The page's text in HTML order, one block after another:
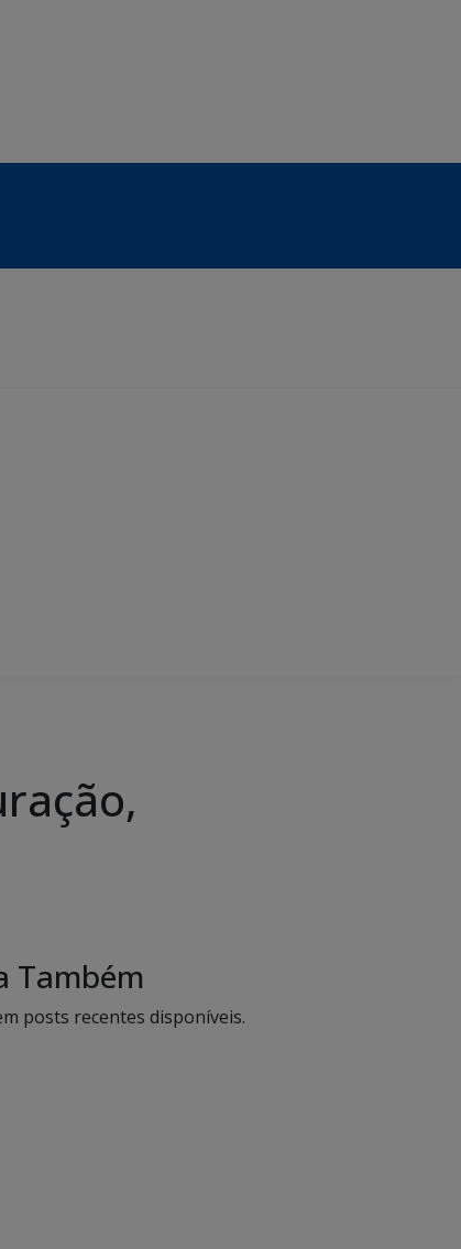
Também
posts recentes disponíveis.